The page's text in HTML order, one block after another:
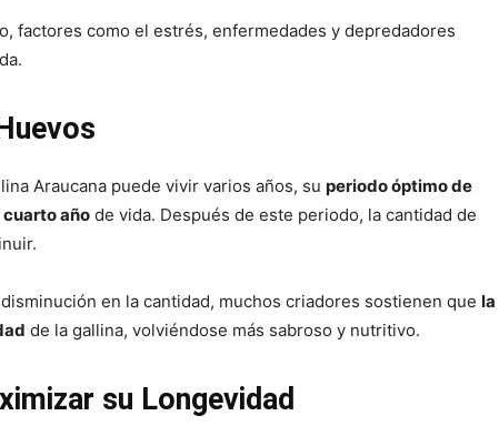
factores como el estrés, enfermedades y depredadores
Araucana puede vivir varios años, su periodo óptimo de
año de vida. Después de este periodo, la cantidad de
en la cantidad, muchos criadores sostienen que la
de la gallina, volviéndose más sabroso y nutritivo.
su Longevidad